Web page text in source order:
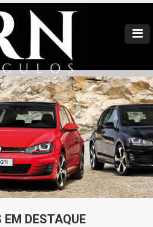
EM DESTAQUE